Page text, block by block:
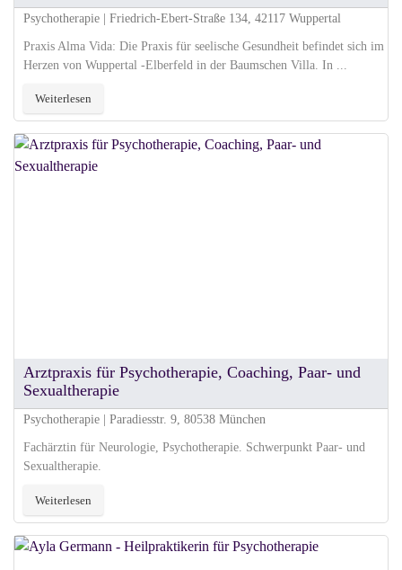
Psychotherapie | Friedrich-Ebert-Straße 134, 42117 Wuppertal
Praxis Alma Vida: Die Praxis für seelische Gesundheit befindet sich im
Herzen von Wuppertal -Elberfeld in der Baumschen Villa. In ...
Weiterlesen
Arztpraxis für Psychotherapie, Coaching, Paar- und
Sexualtherapie
Psychotherapie | Paradiesstr. 9, 80538 München
Fachärztin für Neurologie, Psychotherapie. Schwerpunkt Paar- und
Sexualtherapie.
Weiterlesen